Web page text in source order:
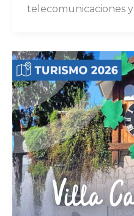
telecomunicaciones y